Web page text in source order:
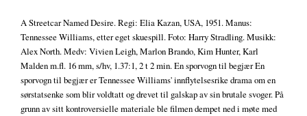
A Streetcar Named Desire. Regi: Elia Kazan, USA, 1951. Manus:
Tennessee Williams, etter eget skuespill. Foto: Harry Stradling. Musikk:
Alex North. Medv: Vivien Leigh, Marlon Brando, Kim Hunter, Karl
Malden m.fl. 16 mm, s/hv, 1.37:1, 2 t 2 min. En sporvogn til begjær En
sporvogn til begjær er Tennessee Williams' innflytelsesrike drama om en
sørstatsenke som blir voldtatt og drevet til galskap av sin brutale svoger. På
grunn av sitt kontroversielle materiale ble filmen dempet ned i møte med